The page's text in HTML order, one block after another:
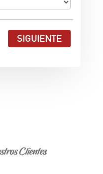
SIGUIENTE
Clientes